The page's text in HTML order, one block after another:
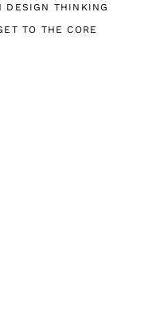
DESIGN THINKING
TO THE CORE